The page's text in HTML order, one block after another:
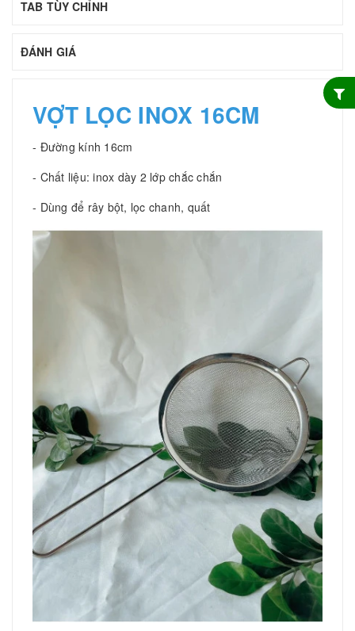
TAB TÙY CHỈNH
ĐÁNH GIÁ
VỢT LỌC INOX 16CM
- Đường kính 16cm
- Chất liệu: inox dày 2 lớp chắc chắn
- Dùng để rây bột, lọc chanh, quất